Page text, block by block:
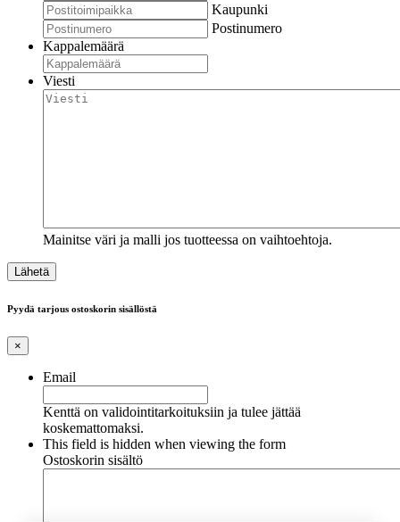
Kaupunki
Postinumero
Kappalemäärä
Viesti
Mainitse väri ja malli jos tuotteessa on vaihtoehtoja.
Pyydä tarjous ostoskorin sisällöstä
×
Email
Kenttä on validointitarkoituksiin ja tulee jättää
koskemattomaksi.
This field is hidden when viewing the form
Ostoskorin sisältö